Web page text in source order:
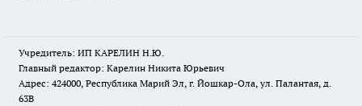
Учредитель: ИП КАРЕЛИН Н.Ю.
Главный редактор: Карелин Никита Юрьевич
Адрес: 424000, Республика Марий Эл, г. Йошкар-Ола, ул. Палантая, д.
63В